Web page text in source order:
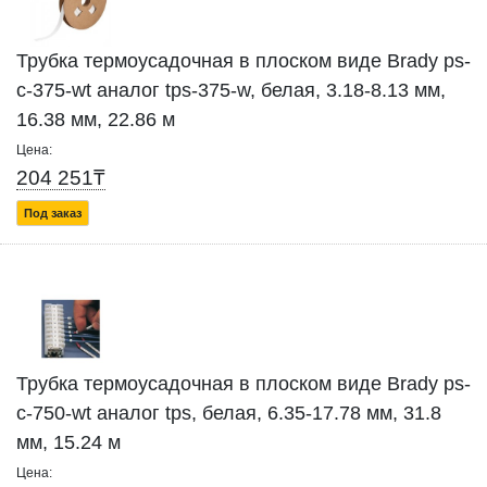
Трубка термоусадочная в плоском виде Brady ps-
c-375-wt аналог tps-375-w, белая, 3.18-8.13 мм,
16.38 мм, 22.86 м
Цена:
204 251₸
Под заказ
Трубка термоусадочная в плоском виде Brady ps-
c-750-wt аналог tps, белая, 6.35-17.78 мм, 31.8
мм, 15.24 м
Цена: